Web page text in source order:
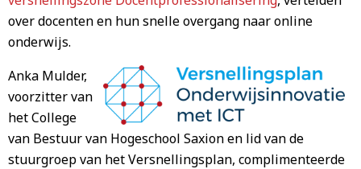
over docenten en hun snelle overgang naar online
onderwijs.
Anka Mulder,
voorzitter van
het College
van Bestuur van Hogeschool Saxion en lid van de
stuurgroep van het Versnellingsplan, complimenteerde